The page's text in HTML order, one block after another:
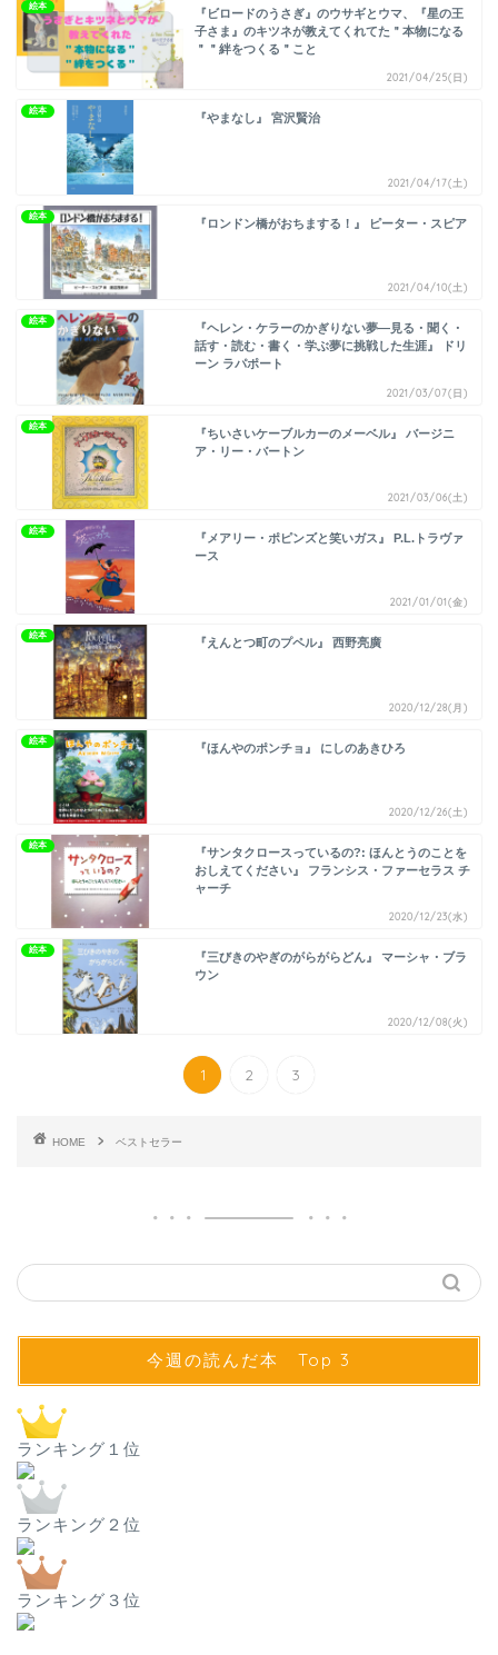
絵本
『ビロードのうさぎ』のウサギとウマ、『星の王
子さま』のキツネが教えてくれてた＂本物になる
＂＂絆をつくる＂こと
2021/04/25(日)
絵本
『やまなし』 宮沢賢治
2021/04/17(土)
絵本
『ロンドン橋がおちまする！』 ピーター・スピア
2021/04/10(土)
絵本
『ヘレン・ケラーのかぎりない夢―見る・聞く・
話す・読む・書く・学ぶ夢に挑戦した生涯』 ドリ
ーン ラパポート
2021/03/07(日)
絵本
『ちいさいケーブルカーのメーベル』 バージニ
ア・リー・バートン
2021/03/06(土)
絵本
『メアリー・ポピンズと笑いガス』 P.L.トラヴァ
ース
2021/01/01(金)
絵本
『えんとつ町のプペル』 西野亮廣
2020/12/28(月)
絵本
『ほんやのポンチョ』 にしのあきひろ
2020/12/26(土)
絵本
『サンタクロースっているの?: ほんとうのことを
おしえてください』 フランシス・ファーセラス チ
ャーチ
2020/12/23(水)
絵本
『三びきのやぎのがらがらどん』 マーシャ・ブラ
ウン
2020/12/08(火)
1 2 3
HOME ベストセラー
今週の読んだ本 Top 3
ランキング１位
ランキング２位
ランキング３位